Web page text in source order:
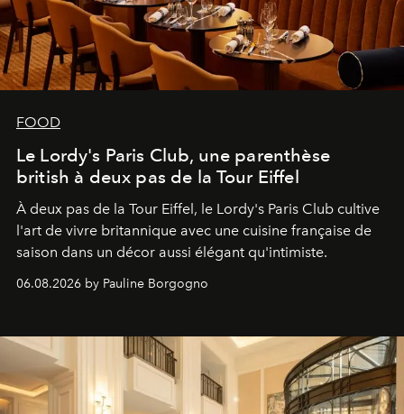
FOOD
Le Lordy's Paris Club, une parenthèse
british à deux pas de la Tour Eiffel
À deux pas de la Tour Eiffel, le Lordy's Paris Club cultive
l'art de vivre britannique avec une cuisine française de
saison dans un décor aussi élégant qu'intimiste.
06.08.2026 by Pauline Borgogno